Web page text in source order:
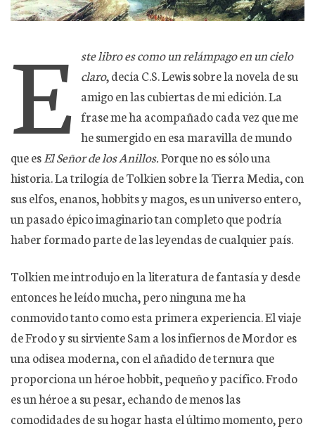
E
ste libro es como un relámpago en un cielo
claro, decía C.S. Lewis sobre la novela de su
amigo en las cubiertas de mi edición. La
frase me ha acompañado cada vez que me
he sumergido en esa maravilla de mundo
que es El Señor de los Anillos.Porque no es sólo una
historia. La trilogía de Tolkien sobre la Tierra Media, con
sus elfos, enanos, hobbits y magos, es un universo entero,
un pasado épico imaginario tan completo que podría
haber formado parte de las leyendas de cualquier país.
Tolkien me introdujo en la literatura de fantasía y desde
entonces he leído mucha, pero ninguna me ha
conmovido tanto como esta primera experiencia. El viaje
de Frodo y su sirviente Sam a los infiernos de Mordor es
una odisea moderna, con el añadido de ternura que
proporciona un héroe hobbit, pequeño y pacífico. Frodo
es un héroe a su pesar, echando de menos las
comodidades de su hogar hasta el último momento, pero